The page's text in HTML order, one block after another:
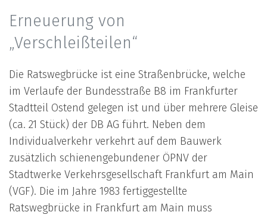
Erneuerung von
„Verschleißteilen“
Die Ratswegbrücke ist eine Straßenbrücke, welche
im Verlaufe der Bundesstraße B8 im Frankfurter
Stadtteil Ostend gelegen ist und über mehrere Gleise
(ca. 21 Stück) der DB AG führt. Neben dem
Individualverkehr verkehrt auf dem Bauwerk
zusätzlich schienengebundener ÖPNV der
Stadtwerke Verkehrsgesellschaft Frankfurt am Main
(VGF). Die im Jahre 1983 fertiggestellte
Ratswegbrücke in Frankfurt am Main muss